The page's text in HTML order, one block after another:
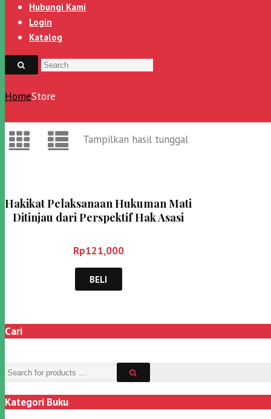
Hubungi Kami
Login
Katalog
HomeStore
Tampilkan hasil tunggal
Hakikat Pelaksanaan Hukuman Mati
Ditinjau dari Perspektif Hak Asasi
Rukmono
Rp121,000
BELI
Cari
Kategori Buku